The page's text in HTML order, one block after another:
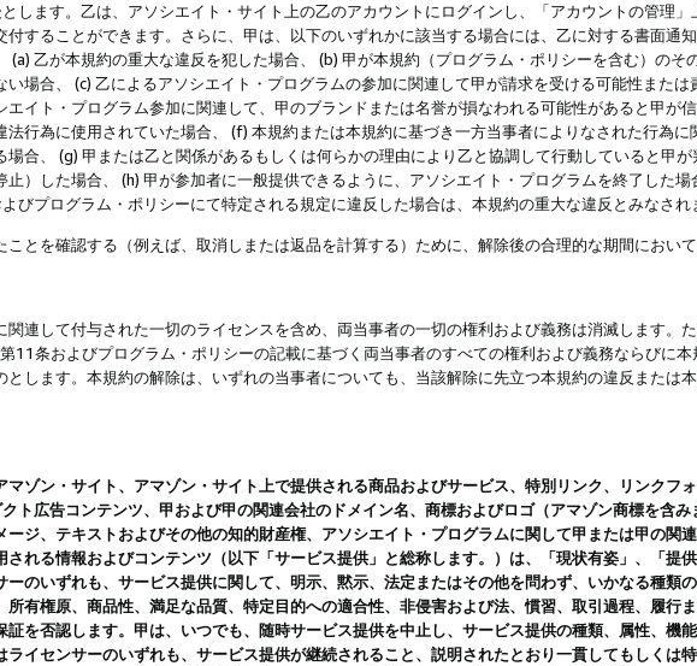
します。乙は、アソシエイト・サイト上の乙のアカウントにログインし、「アカウントの管理
付することができます。さらに、甲は、以下のいずれかに該当する場合には、乙に対する書面通
(a) 乙が本規約の重大な違反を犯した場合、 (b) 甲が本規約（プログラム・ポリシーを含む）の
い場合、 (c) 乙によるアソシエイト・プログラムの参加に関連して甲が請求を受ける可能性また
イト・プログラム参加に関連して、甲のブランドまたは名誉が損なわれる可能性があると甲が
法行為に使用されていた場合、 (f) 本規約または本規約に基づき一方当事者によりなされた行為
場合、 (g) 甲または乙と関係があるもしくは何らかの理由により乙と協調して行動していると甲
止）した場合、 (h) 甲が参加者に一般提供できるように、アソシエイト・プログラムを終了した
びプログラム・ポリシーにて特定される規定に違反した場合は、本規約の重大な違反とみなされ
とを確認する（例えば、取消しまたは返品を計算する）ために、解除後の合理的な期間におい
連して付与された一切のライセンスを含め、両当事者の一切の権利および義務は消滅します。
11条およびプログラム・ポリシーの記載に基づく両当事者のすべての権利および義務ならびに本
とします。本規約の解除は、いずれの当事者についても、当該解除に先立つ本規約の違反または
マゾン・サイト、アマゾン・サイト上で提供される商品およびサービス、特別リンク、リンク
ト広告コンテンツ、甲および甲の関連会社のドメイン名、商標およびロゴ（アマゾン商標を含
ージ、テキストおよびその他の知的財産権、アソシエイト・プログラムに関して甲または甲の関
れる情報およびコンテンツ（以下「サービス提供」と総称します。）は、「現状有姿」、「提
ーのいずれも、サービス提供に関して、明示、黙示、法定またはその他を問わず、いかなる種類
有権原、商品性、満足な品質、特定目的への適合性、非侵害および法、慣習、取引過程、履行
を否認します。甲は、いつでも、随時サービス提供を中止し、サービス提供の種類、属性、機
イセンサーのいずれも、サービス提供が継続されること、説明されたとおり一貫してもしくは